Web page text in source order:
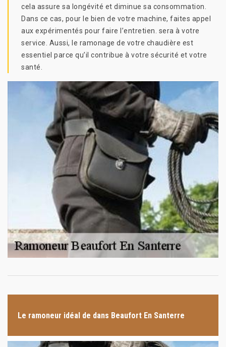
cela assure sa longévité et diminue sa consommation.
Dans ce cas, pour le bien de votre machine, faites appel
aux expérimentés pour faire l’entretien. sera à votre
service. Aussi, le ramonage de votre chaudière est
essentiel parce qu’il contribue à votre sécurité et votre
santé.
Le ramoneur idéal de dans Beaufort En Santerre